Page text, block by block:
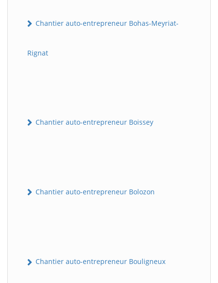
Chantier auto-entrepreneur Bohas-Meyriat-
Rignat
Chantier auto-entrepreneur Boissey
Chantier auto-entrepreneur Bolozon
Chantier auto-entrepreneur Bouligneux